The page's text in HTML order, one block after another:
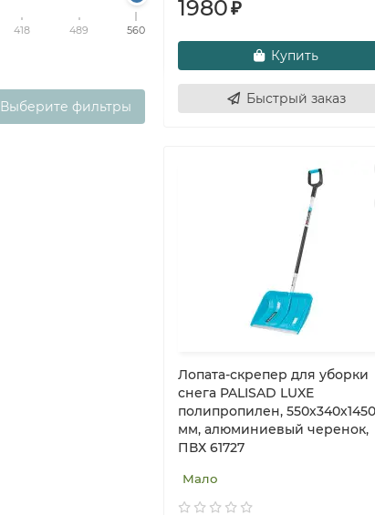
418 489 560
Выберите фильтры
1980₽
Купить
Быстрый заказ
Лопата-скрепер для уборки
снега PALISAD LUXE
полипропилен, 550х340х1450
мм, алюминиевый черенок,
ПВХ 61727
Мало